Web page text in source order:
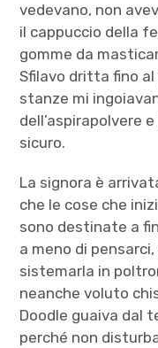
vedevano, non
il cappuccio della
gomme da
Sfilavo dritta fino
stanze mi
dell’aspirapolvere
sicuro.
La signora è
che le cose che
sono destinate a
a meno di
sistemarla in
neanche voluto
Doodle guaiva dal
perché non